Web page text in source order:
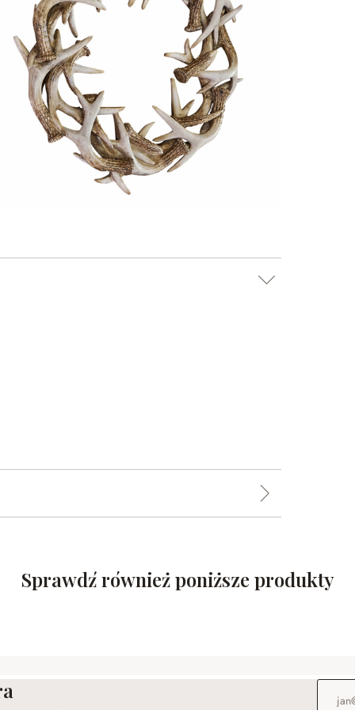
Sprawdź również poniższe produkty
Adres